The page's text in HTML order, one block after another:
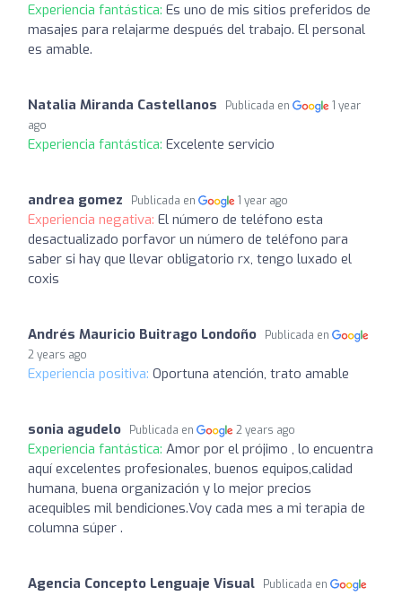
Experiencia fantástica: Es uno de mis sitios preferidos de
masajes para relajarme después del trabajo. El personal
es amable.
Natalia Miranda Castellanos Publicada en
1 year
ago
Experiencia fantástica: Excelente servicio
andrea gomez Publicada en 1 year ago
Experiencia negativa: El número de teléfono esta
desactualizado porfavor un número de teléfono para
saber si hay que llevar obligatorio rx, tengo luxado el
coxis
Andrés Mauricio Buitrago Londoño
Publicada en
2 years ago
Experiencia positiva: Oportuna atención, trato amable
sonia agudelo Publicada en 2 years ago
Experiencia fantástica: Amor por el prójimo , lo encuentra
aquí excelentes profesionales, buenos equipos,calidad
humana, buena organización y lo mejor precios
acequibles mil bendiciones.Voy cada mes a mi terapia de
columna súper .
Agencia Concepto Lenguaje Visual
Publicada en